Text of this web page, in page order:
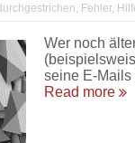
Fehler,
Wer noch
seine E-Mails
Read more